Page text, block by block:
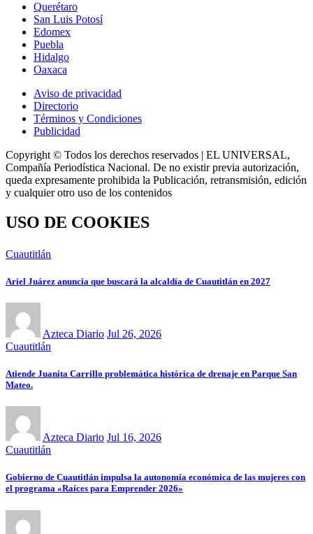
Querétaro
San Luis Potosí
Edomex
Puebla
Hidalgo
Oaxaca
Aviso de privacidad
Directorio
Términos y Condiciones
Publicidad
Copyright © Todos los derechos reservados | EL UNIVERSAL,
Compañía Periodística Nacional. De no existir previa autorización,
queda expresamente prohibida la Publicación, retransmisión, edición
y cualquier otro uso de los contenidos
USO DE COOKIES
Cuautitlán
Ariel Juárez anuncia que buscará la alcaldía de Cuautitlán en 2027
Azteca Diario Jul 26, 2026
Cuautitlán
Atiende Juanita Carrillo problemática histórica de drenaje en Parque San
Mateo.
Azteca Diario Jul 16, 2026
Cuautitlán
Gobierno de Cuautitlán impulsa la autonomía económica de las mujeres con
el programa «Raíces para Emprender 2026»